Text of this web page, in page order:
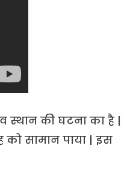
स्थान की घटना का है |
को सामान पाया | इस